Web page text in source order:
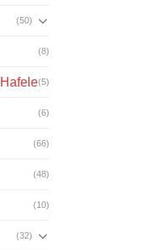
(50)
(8)
(5)
(6)
(66)
(48)
(10)
(32)